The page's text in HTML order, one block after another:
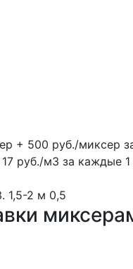
+ 500 руб./миксер
руб./м3 за каждые
1,5-2 м 0,5